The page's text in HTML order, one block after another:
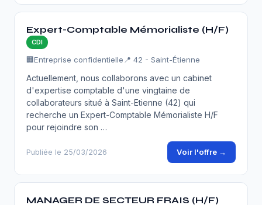
Expert-Comptable Mémorialiste (H/F)
CDI
🏢Entreprise confidentielle 📍 42 - Saint-Étienne
Actuellement, nous collaborons avec un cabinet
d'expertise comptable d'une vingtaine de
collaborateurs situé à Saint-Etienne (42) qui
recherche un Expert-Comptable Mémorialiste H/F
pour rejoindre son …
Publiée le 25/03/2026 Voir l'offre →
MANAGER DE SECTEUR FRAIS (H/F)